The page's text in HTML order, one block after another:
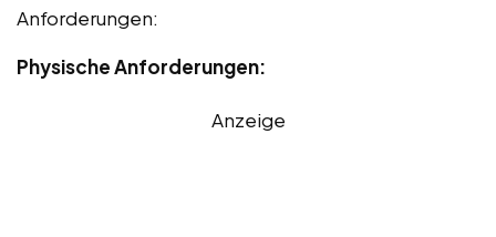
Anforderungen:
Physische Anforderungen:
Anzeige